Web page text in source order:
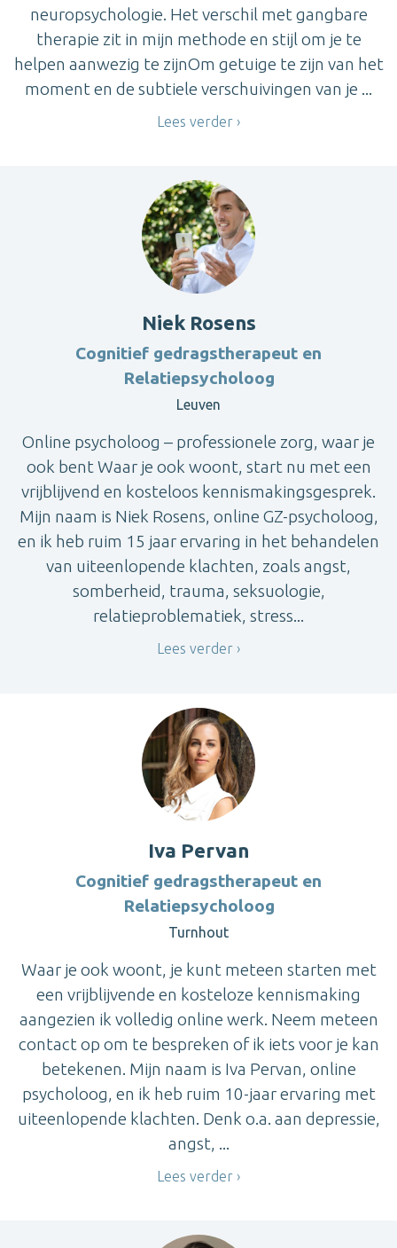
neuropsychologie. Het verschil met gangbare
therapie zit in mijn methode en stijl om je te
helpen aanwezig te zijnOm getuige te zijn van het
moment en de subtiele verschuivingen van je ...
Lees verder
Niek Rosens
Cognitief gedragstherapeut en
Relatiepsycholoog
Leuven
Online psycholoog – professionele zorg, waar je
ook bent Waar je ook woont, start nu met een
vrijblijvend en kosteloos kennismakingsgesprek.
Mijn naam is Niek Rosens, online GZ-psycholoog,
en ik heb ruim 15 jaar ervaring in het behandelen
van uiteenlopende klachten, zoals angst,
somberheid, trauma, seksuologie,
relatieproblematiek, stress...
Lees verder
Iva Pervan
Cognitief gedragstherapeut en
Relatiepsycholoog
Turnhout
Waar je ook woont, je kunt meteen starten met
een vrijblijvende en kosteloze kennismaking
aangezien ik volledig online werk. Neem meteen
contact op om te bespreken of ik iets voor je kan
betekenen. Mijn naam is Iva Pervan, online
psycholoog, en ik heb ruim 10-jaar ervaring met
uiteenlopende klachten. Denk o.a. aan depressie,
angst, ...
Lees verder